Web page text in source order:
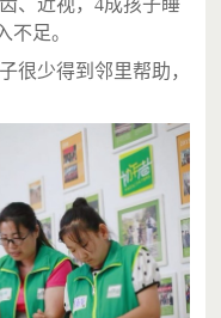
、近视，4成孩子睡
不足。
很少得到邻里帮助，